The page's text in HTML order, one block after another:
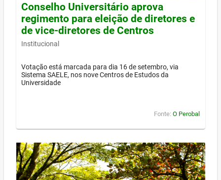
Conselho Universitário aprova
regimento para eleição de diretores e
de vice-diretores de Centros
Institucional
Votação está marcada para dia 16 de setembro, via
Sistema SAELE, nos nove Centros de Estudos da
Universidade
Fonte: O Perobal